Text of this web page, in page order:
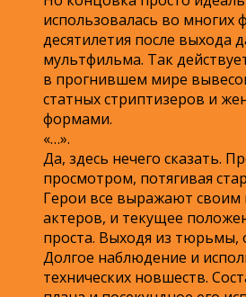
использовалась во многих
десятилетия после выхода
мультфильма. Так
в прогнившем мире
статных стриптизеров и
формами.
«…».
Да, здесь нечего сказать.
просмотром, потягивая
Герои все выражают своим
актеров, и текущее
проста. Выходя из тюрьмы,
Долгое наблюдение и
технических новшеств.